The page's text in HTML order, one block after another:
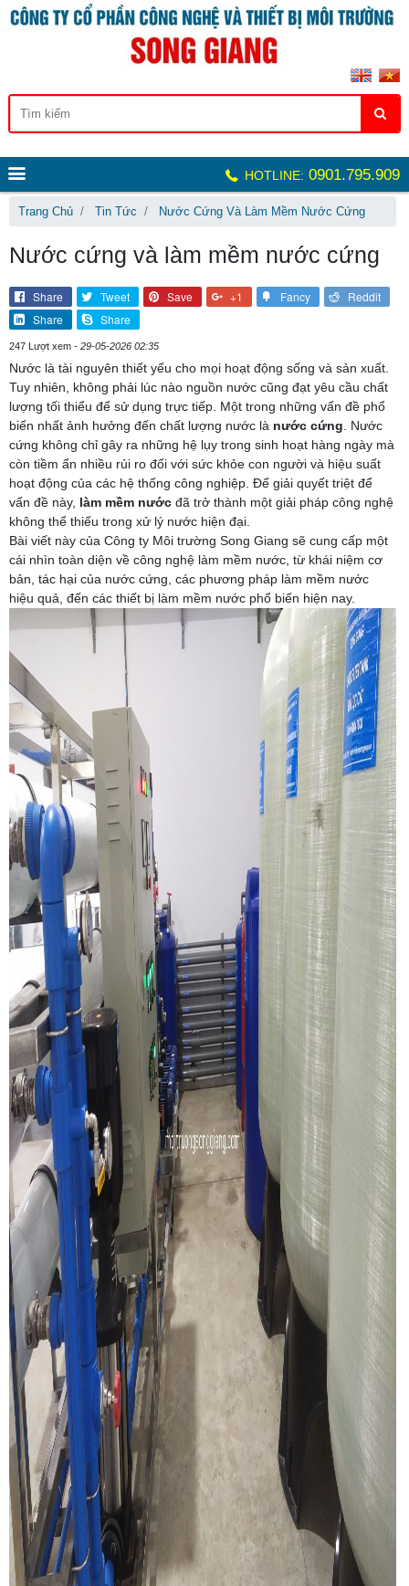
HOTLINE: 0901.795.909
Trang Chủ Tin Tức Nước Cứng Và Làm Mềm Nước Cứng
Nước cứng và làm mềm nước cứng
Share Tweet Save +1 Fancy
Reddit
Share
Share
247 Lượt xem - 29-05-2026 02:35
Nước là tài nguyên thiết yếu cho mọi hoạt động sống và sản xuất.
Tuy nhiên, không phải lúc nào nguồn nước cũng đạt yêu cầu chất
lượng tối thiểu để sử dụng trực tiếp. Một trong những vấn đề phổ
biến nhất ảnh hưởng đến chất lượng nước là nước cứng . Nước
cứng không chỉ gây ra những hệ lụy trong sinh hoạt hàng ngày mà
còn tiềm ẩn nhiều rủi ro đối với sức khỏe con người và hiệu suất
hoạt động của các hệ thống công nghiệp. Để giải quyết triệt để
vấn đề này, làm mềm nước đã trở thành một giải pháp công nghệ
không thể thiếu trong xử lý nước hiện đại.
Bài viết này của Công ty Môi trường Song Giang sẽ cung cấp một
cái nhìn toàn diện về công nghệ làm mềm nước, từ khái niệm cơ
bản, tác hại của nước cứng, các phương pháp làm mềm nước
hiệu quả, đến các thiết bị làm mềm nước phổ biến hiện nay.